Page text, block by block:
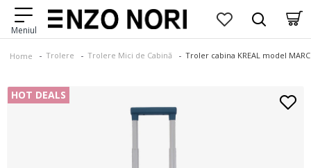
Home Trolere Trolere Mici de Cabină Troler cabina KREAL model
HOT DEALS